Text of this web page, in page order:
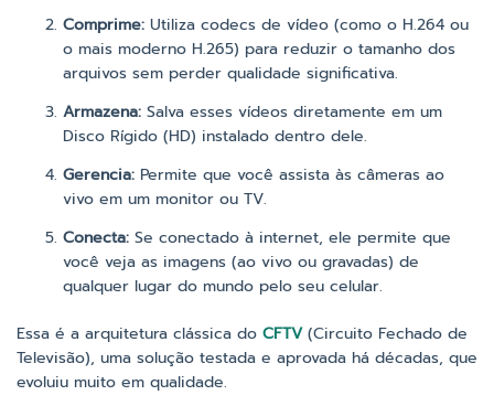
Comprime: Utiliza codecs de vídeo (como o H.264 ou
o mais moderno H.265) para reduzir o tamanho dos
arquivos sem perder qualidade significativa.
Armazena: Salva esses vídeos diretamente em um
Disco Rígido (HD) instalado dentro dele.
Gerencia: Permite que você assista às câmeras ao
vivo em um monitor ou TV.
Conecta: Se conectado à internet, ele permite que
você veja as imagens (ao vivo ou gravadas) de
qualquer lugar do mundo pelo seu celular.
Essa é a arquitetura clássica do CFTV(Circuito Fechado de
Televisão), uma solução testada e aprovada há décadas, que
evoluiu muito em qualidade.